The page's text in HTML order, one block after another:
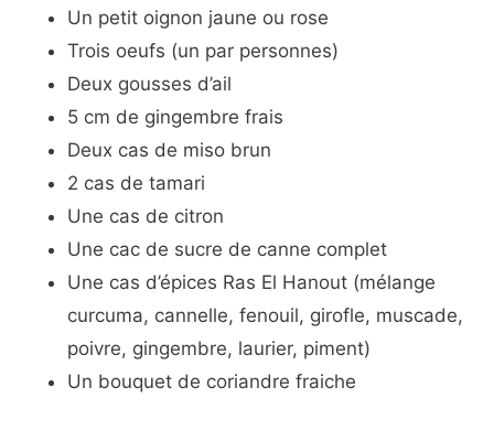
Un petit oignon jaune ou rose
Trois oeufs (un par personnes)
Deux gousses d’ail
5 cm de gingembre frais
Deux cas de miso brun
2 cas de tamari
Une cas de citron
Une cac de sucre de canne complet
Une cas d’épices Ras El Hanout (mélange
curcuma, cannelle, fenouil, girofle, muscade,
poivre, gingembre, laurier, piment)
Un bouquet de coriandre fraiche